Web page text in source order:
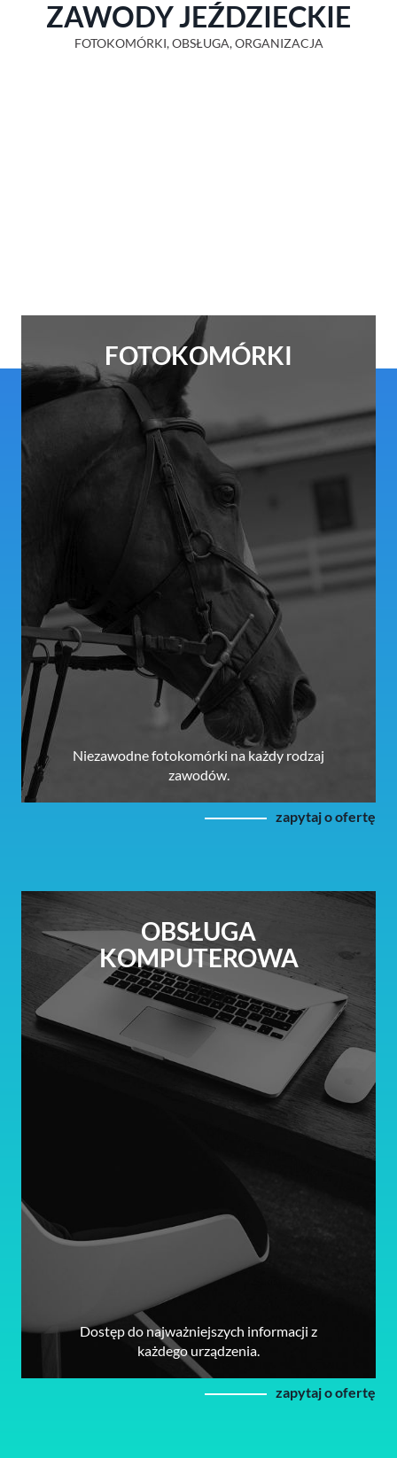
ZAWODY JEŹDZIECKIE
FOTOKOMÓRKI, OBSŁUGA, ORGANIZACJA
FOTOKOMÓRKI
Niezawodne fotokomórki na każdy rodzaj
zawodów.
zapytaj o ofertę
OBSŁUGA
KOMPUTEROWA
Dostęp do najważniejszych informacji z
każdego urządzenia.
zapytaj o ofertę